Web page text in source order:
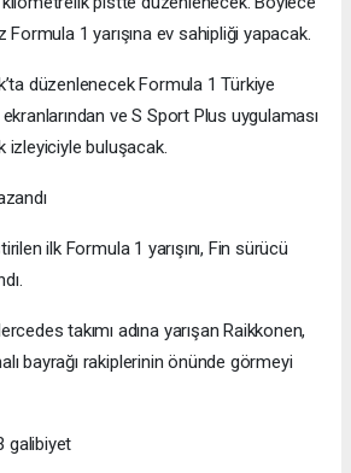
1 yarışına ev sahipliği yapacak.
düzenlenecek Formula 1 Türkiye
ve S Sport Plus uygulaması
izleyiciyle buluşacak.
ilk Formula 1 yarışını, Fin sürücü
takımı adına yarışan Raikkonen,
bayrağı rakiplerinin önünde görmeyi
galibiyet